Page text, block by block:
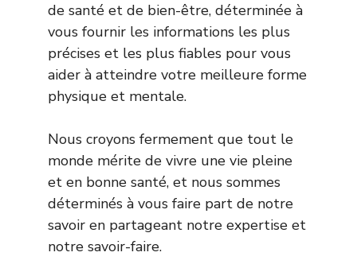
de santé et de bien-être, déterminée à
vous fournir les informations les plus
précises et les plus fiables pour vous
aider à atteindre votre meilleure forme
physique et mentale.
Nous croyons fermement que tout le
monde mérite de vivre une vie pleine
et en bonne santé, et nous sommes
déterminés à vous faire part de notre
savoir en partageant notre expertise et
notre savoir-faire.